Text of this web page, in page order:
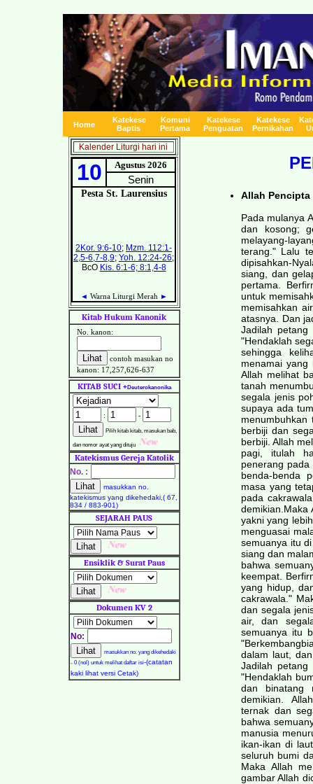
Home
Katekese
Baptis
Komuni
Pertama
Katekese
Penguatan
Katekese
Pernikahan
Kalender Liturgi hari ini
Kitab Hukum Kanonik
No. kanon:
contoh masukan no
kanon: 17,257,626-637
KITAB SUCI+Deuterokanonika
: -
Pilih kitab kitab, masukan bab,
dan nomor ayat yang dituju
Katekismus Gereja Katolik
No. :
masukkan no.
katekismus yang dikehedaki,( 67,
834 / 883-901)
SEJARAH PAUS
Ensiklik & Surat Paus
Dokumen KV 2
No:
masukkan no. yang dikehedaki
- 0 (nol) untuk melihat daftar isi-(catatan
kaki lihat versi Cetak)
Allah Pencipta
Pada mulanya
dan kosong;
melayang-
terang." Lalu
dipisahkan-
siang, dan
pertama.
untuk
memisahkan
atasnya. Dan
Jadilah
"Hendaklah
sehingga
menamai
Allah melihat
tanah
segala jenis
supaya ada
menumbuhkan
berbiji dan
berbiji. Allah
pagi, itulah
penerang
benda-benda
masa yang
pada
demikian.Maka
yakni yang
menguasai
semuanya itu
siang dan
bahwa
keempat.
yang hidup,
cakrawala."
dan segala
air, dan
semuanya itu
dalam laut,
Jadilah petang
"Hendaklah
dan binatang
demikian.
ternak dan
bahwa
manusia
ikan-ikan di
seluruh bumi
Maka Allah
gambar Allah